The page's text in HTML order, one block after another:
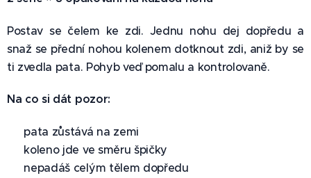
Postav se čelem ke zdi. Jednu nohu dej dopředu a
snaž se přední nohou kolenem dotknout zdi, aniž by se
ti zvedla pata. Pohyb veď pomalu a kontrolovaně.
Na co si dát pozor:
✅ pata zůstává na zemi
✅ koleno jde ve směru špičky
✅ nepadáš celým tělem dopředu